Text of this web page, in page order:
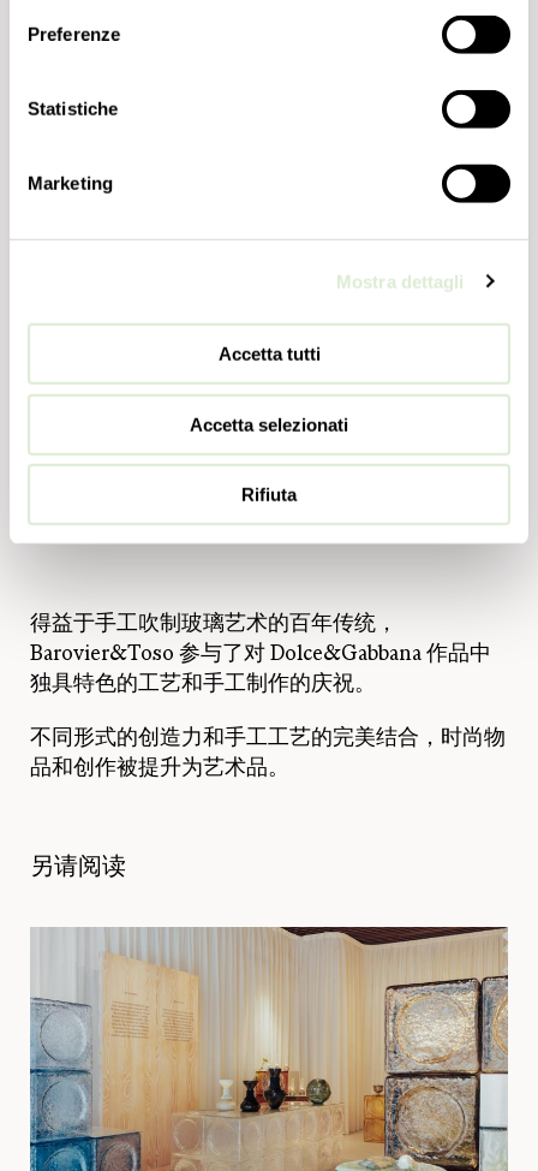
Preferenze
Statistiche
Marketing
Mostra dettagli
Accetta tutti
Accetta selezionati
Rifiuta
得益于手工吹制玻璃艺术的百年传统，
Barovier&Toso 参与了对 Dolce&Gabbana 作品中
独具特色的工艺和手工制作的庆祝。
不同形式的创造力和手工工艺的完美结合，时尚物
品和创作被提升为艺术品。
另请阅读